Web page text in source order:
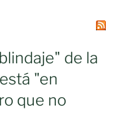
de la
"en
que no